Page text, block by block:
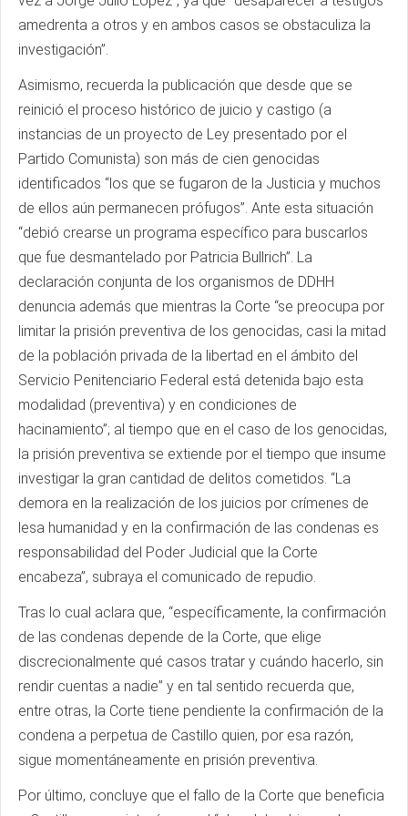
amedrenta a otros y en ambos casos se obstaculiza la
investigación”.
Asimismo, recuerda la publicación que desde que se
reinició el proceso histórico de juicio y castigo (a
instancias de un proyecto de Ley presentado por el
Partido Comunista) son más de cien genocidas
identificados “los que se fugaron de la Justicia y muchos
de ellos aún permanecen prófugos”. Ante esta situación
“debió crearse un programa específico para buscarlos
que fue desmantelado por Patricia Bullrich”. La
declaración conjunta de los organismos de DDHH
denuncia además que mientras la Corte “se preocupa por
limitar la prisión preventiva de los genocidas, casi la mitad
de la población privada de la libertad en el ámbito del
Servicio Penitenciario Federal está detenida bajo esta
modalidad (preventiva) y en condiciones de
hacinamiento”; al tiempo que en el caso de los genocidas,
la prisión preventiva se extiende por el tiempo que insume
investigar la gran cantidad de delitos cometidos. “La
demora en la realización de los juicios por crímenes de
lesa humanidad y en la confirmación de las condenas es
responsabilidad del Poder Judicial que la Corte
encabeza”, subraya el comunicado de repudio.
Tras lo cual aclara que, “específicamente, la confirmación
de las condenas depende de la Corte, que elige
discrecionalmente qué casos tratar y cuándo hacerlo, sin
rendir cuentas a nadie” y en tal sentido recuerda que,
entre otras, la Corte tiene pendiente la confirmación de la
condena a perpetua de Castillo quien, por esa razón,
sigue momentáneamente en prisión preventiva.
Por último, concluye que el fallo de la Corte que beneficia